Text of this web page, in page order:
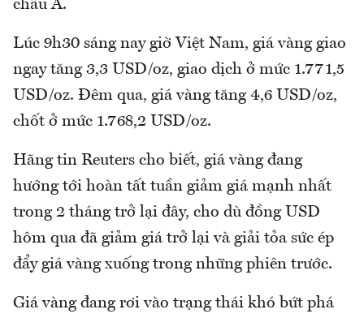
châu Á.
Lúc 9h30 sáng nay giờ Việt Nam, giá vàng giao
ngay tăng 3,3 USD/oz, giao dịch ở mức 1.771,5
USD/oz. Đêm qua, giá vàng tăng 4,6 USD/oz,
chốt ở mức 1.768,2 USD/oz.
Hãng tin Reuters cho biết, giá vàng đang
hướng tới hoàn tất tuần giảm giá mạnh nhất
trong 2 tháng trở lại đây, cho dù đồng USD
hôm qua đã giảm giá trở lại và giải tỏa sức ép
đẩy giá vàng xuống trong những phiên trước.
Giá vàng đang rơi vào trạng thái khó bứt phá